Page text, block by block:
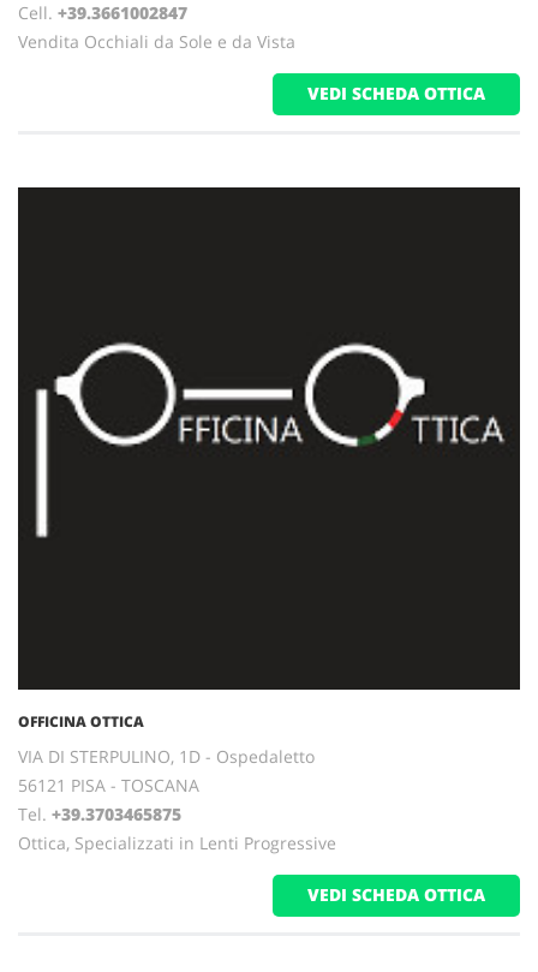
Cell. +39.3661002847
Vendita Occhiali da Sole e da Vista
VEDI SCHEDA OTTICA
OFFICINA OTTICA
VIA DI STERPULINO, 1D - Ospedaletto
56121 PISA - TOSCANA
Tel. +39.3703465875
Ottica, Specializzati in Lenti Progressive
VEDI SCHEDA OTTICA